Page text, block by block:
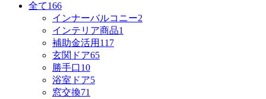
全て166
インナーバルコニー2
インテリア商品1
補助金活用 117
玄関ドア65
勝手口10
浴室ドア5
窓交換71